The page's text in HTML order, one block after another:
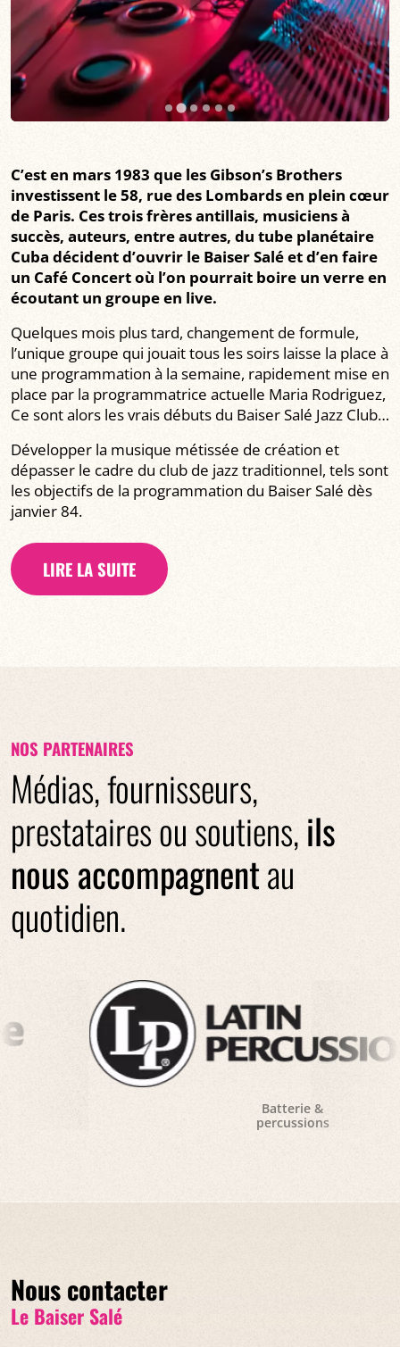
C’est en mars 1983 que les Gibson’s Brothers
investissent le 58, rue des Lombards en plein cœur
de Paris. Ces trois frères antillais, musiciens à
succès, auteurs, entre autres, du tube planétaire
Cuba décident d’ouvrir le Baiser Salé et d’en faire
un Café Concert où l’on pourrait boire un verre en
écoutant un groupe en live.
Quelques mois plus tard, changement de formule,
l’unique groupe qui jouait tous les soirs laisse la place à
une programmation à la semaine, rapidement mise en
place par la programmatrice actuelle Maria Rodriguez,
Ce sont alors les vrais débuts du Baiser Salé Jazz Club…
Développer la musique métissée de création et
dépasser le cadre du club de jazz traditionnel, tels sont
les objectifs de la programmation du Baiser Salé dès
janvier 84.
LIRE LA SUITE
NOS PARTENAIRES
Médias, fournisseurs,
prestataires ou soutiens,ils
nous accompagnentau
quotidien.
percussions
Nous contacter
Le Baiser Salé